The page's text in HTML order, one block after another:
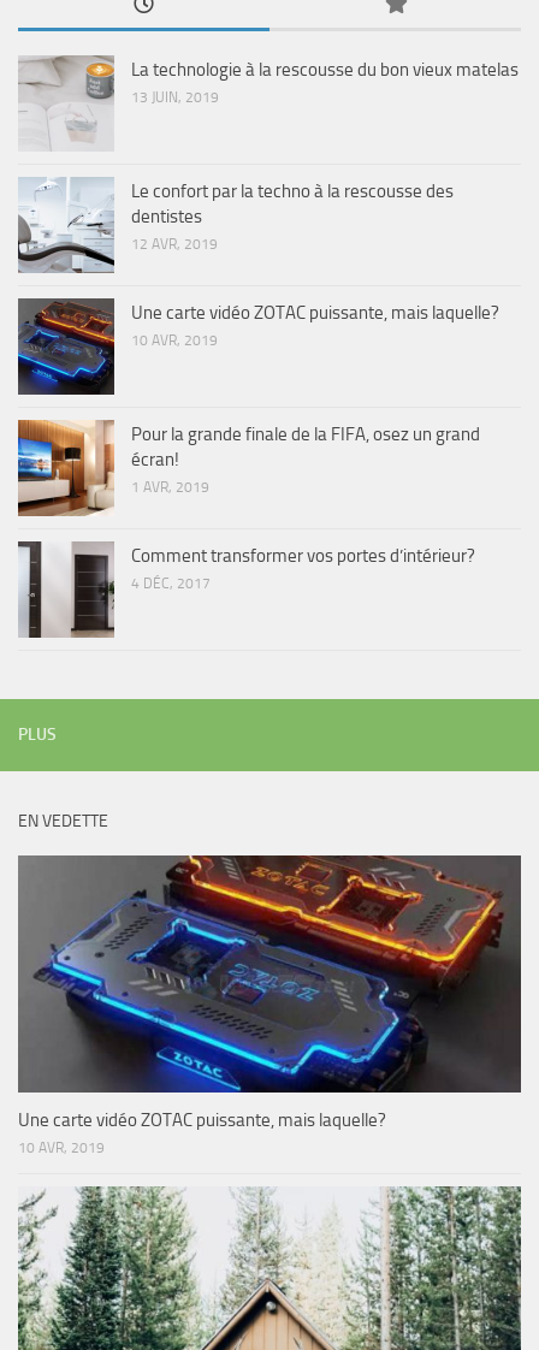
La technologie à la rescousse du bon vieux matelas
13 JUIN, 2019
Le confort par la techno à la rescousse des
dentistes
12 AVR, 2019
Une carte vidéo ZOTAC puissante, mais laquelle?
10 AVR, 2019
Pour la grande finale de la FIFA, osez un grand
écran!
1 AVR, 2019
Comment transformer vos portes d’intérieur?
4 DÉC, 2017
PLUS
EN VEDETTE
Une carte vidéo ZOTAC puissante, mais laquelle?
10 AVR, 2019